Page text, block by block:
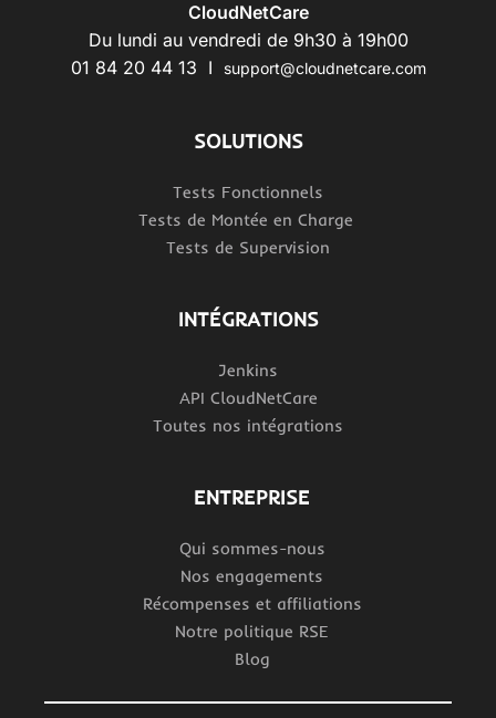
CloudNetCare
Du lundi au vendredi de 9h30 à 19h00
01 84 20 44 13 I
support@cloudnetcare.com
SOLUTIONS
Tests Fonctionnels
Tests de Montée en Charge
Tests de Supervision
INTÉGRATIONS
Jenkins
API CloudNetCare
Toutes nos intégrations
ENTREPRISE
Qui sommes-nous
Nos engagements
Récompenses et affiliations
Notre politique RSE
Blog